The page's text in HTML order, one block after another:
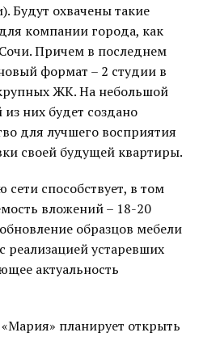
Будут охвачены такие
компании города, как
Причем в последнем
формат – 2 студии в
ЖК. На небольшой
них будет создано
для лучшего восприятия
своей будущей квартиры.
способствует, в том
вложений – 18-20
образцов мебели
реализацией устаревших
актуальность
планирует открыть